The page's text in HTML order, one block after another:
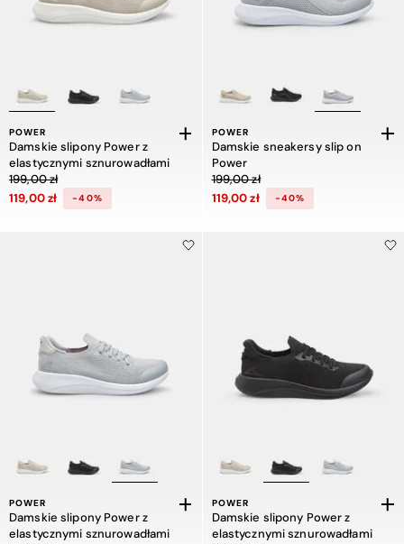
POWER
Damskie slipony Power z
elastycznymi sznurowadłami
Cena obniżona z 199,00 zł do 119,00 zł, zniżka 40 procent
199,00 zł
119,00 zł
-40%
POWER
Damskie sneakersy slip on
Power
Cena obniżona z 199,00 zł do
199,00 zł
119,00 zł
-40%
POWER
Damskie slipony Power z
elastycznymi sznurowadłami
POWER
Damskie slipony Power z
elastycznymi sznurowadłami